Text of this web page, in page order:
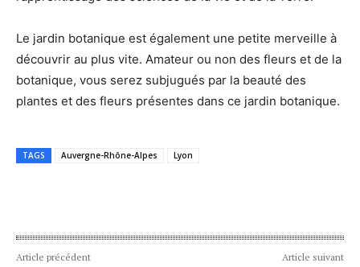
Le jardin botanique est également une petite merveille à
découvrir au plus vite. Amateur ou non des fleurs et de la
botanique, vous serez subjugués par la beauté des
plantes et des fleurs présentes dans ce jardin botanique.
TAGS Auvergne-Rhône-Alpes Lyon
Article précédent Article suivant